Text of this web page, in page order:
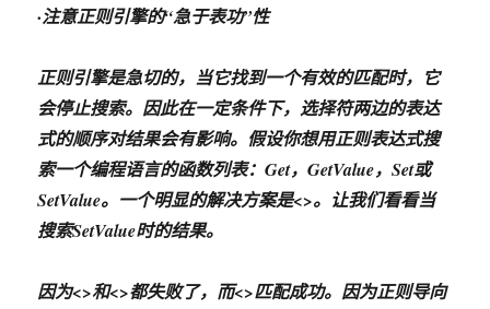
·注意正则引擎的“急于表功”性
正则引擎是急切的，当它找到一个有效的匹配时，它
会停止搜索。因此在一定条件下，选择符两边的表达
式的顺序对结果会有影响。假设你想用正则表达式搜
索一个编程语言的函数列表：Get，GetValue，Set或
SetValue。一个明显的解决方案是<>。让我们看看当
搜索SetValue时的结果。
因为<>和<>都失败了，而<>匹配成功。因为正则导向